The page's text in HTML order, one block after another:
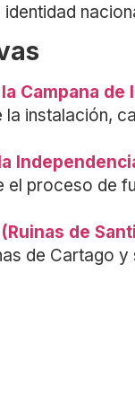
Campana de
instalación,
proceso de
de
de Cartago